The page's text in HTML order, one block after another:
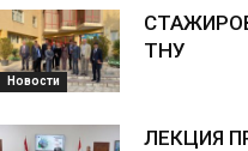
Новости
ТНУ
ЛЕКЦИЯ